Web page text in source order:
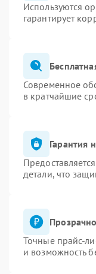
Используются
гарантирует
Современное
в кратчайшие
Гарантия
детали, что
Точные прайс-
и возможность